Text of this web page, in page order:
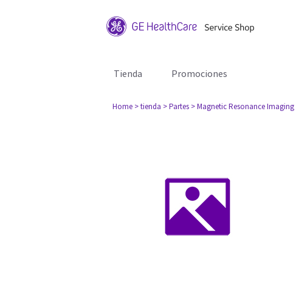
Tienda Promociones
Home > tienda > Partes > Magnetic Resonance Imaging